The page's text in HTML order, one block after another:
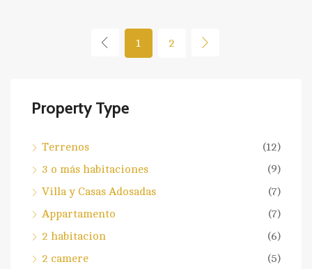
1 2
Property Type
Terrenos
(12)
3 o más habitaciones
(9)
Villa y Casas Adosadas
(7)
Appartamento
(7)
2 habitacion
(6)
2 camere
(5)